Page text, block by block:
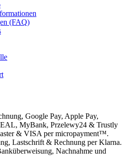
(FAQ)
Google Pay, Apple Pay,
MyBank, Przelewy24 & Trustly
& VISA per micropayment™.
Lastschrift & Rechnung per Klarna.
Nachnahme und